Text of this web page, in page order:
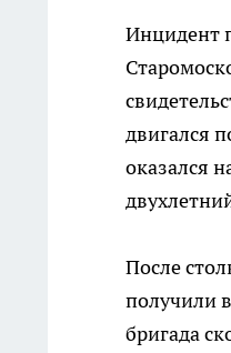
Инцидент
двигался
оказался
После
получили
бригада